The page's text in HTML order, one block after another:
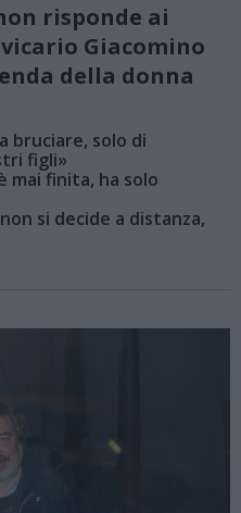
risponde ai
Giacomino
della donna
bruciare, solo di
figli»
mai finita, ha solo
si decide a distanza,